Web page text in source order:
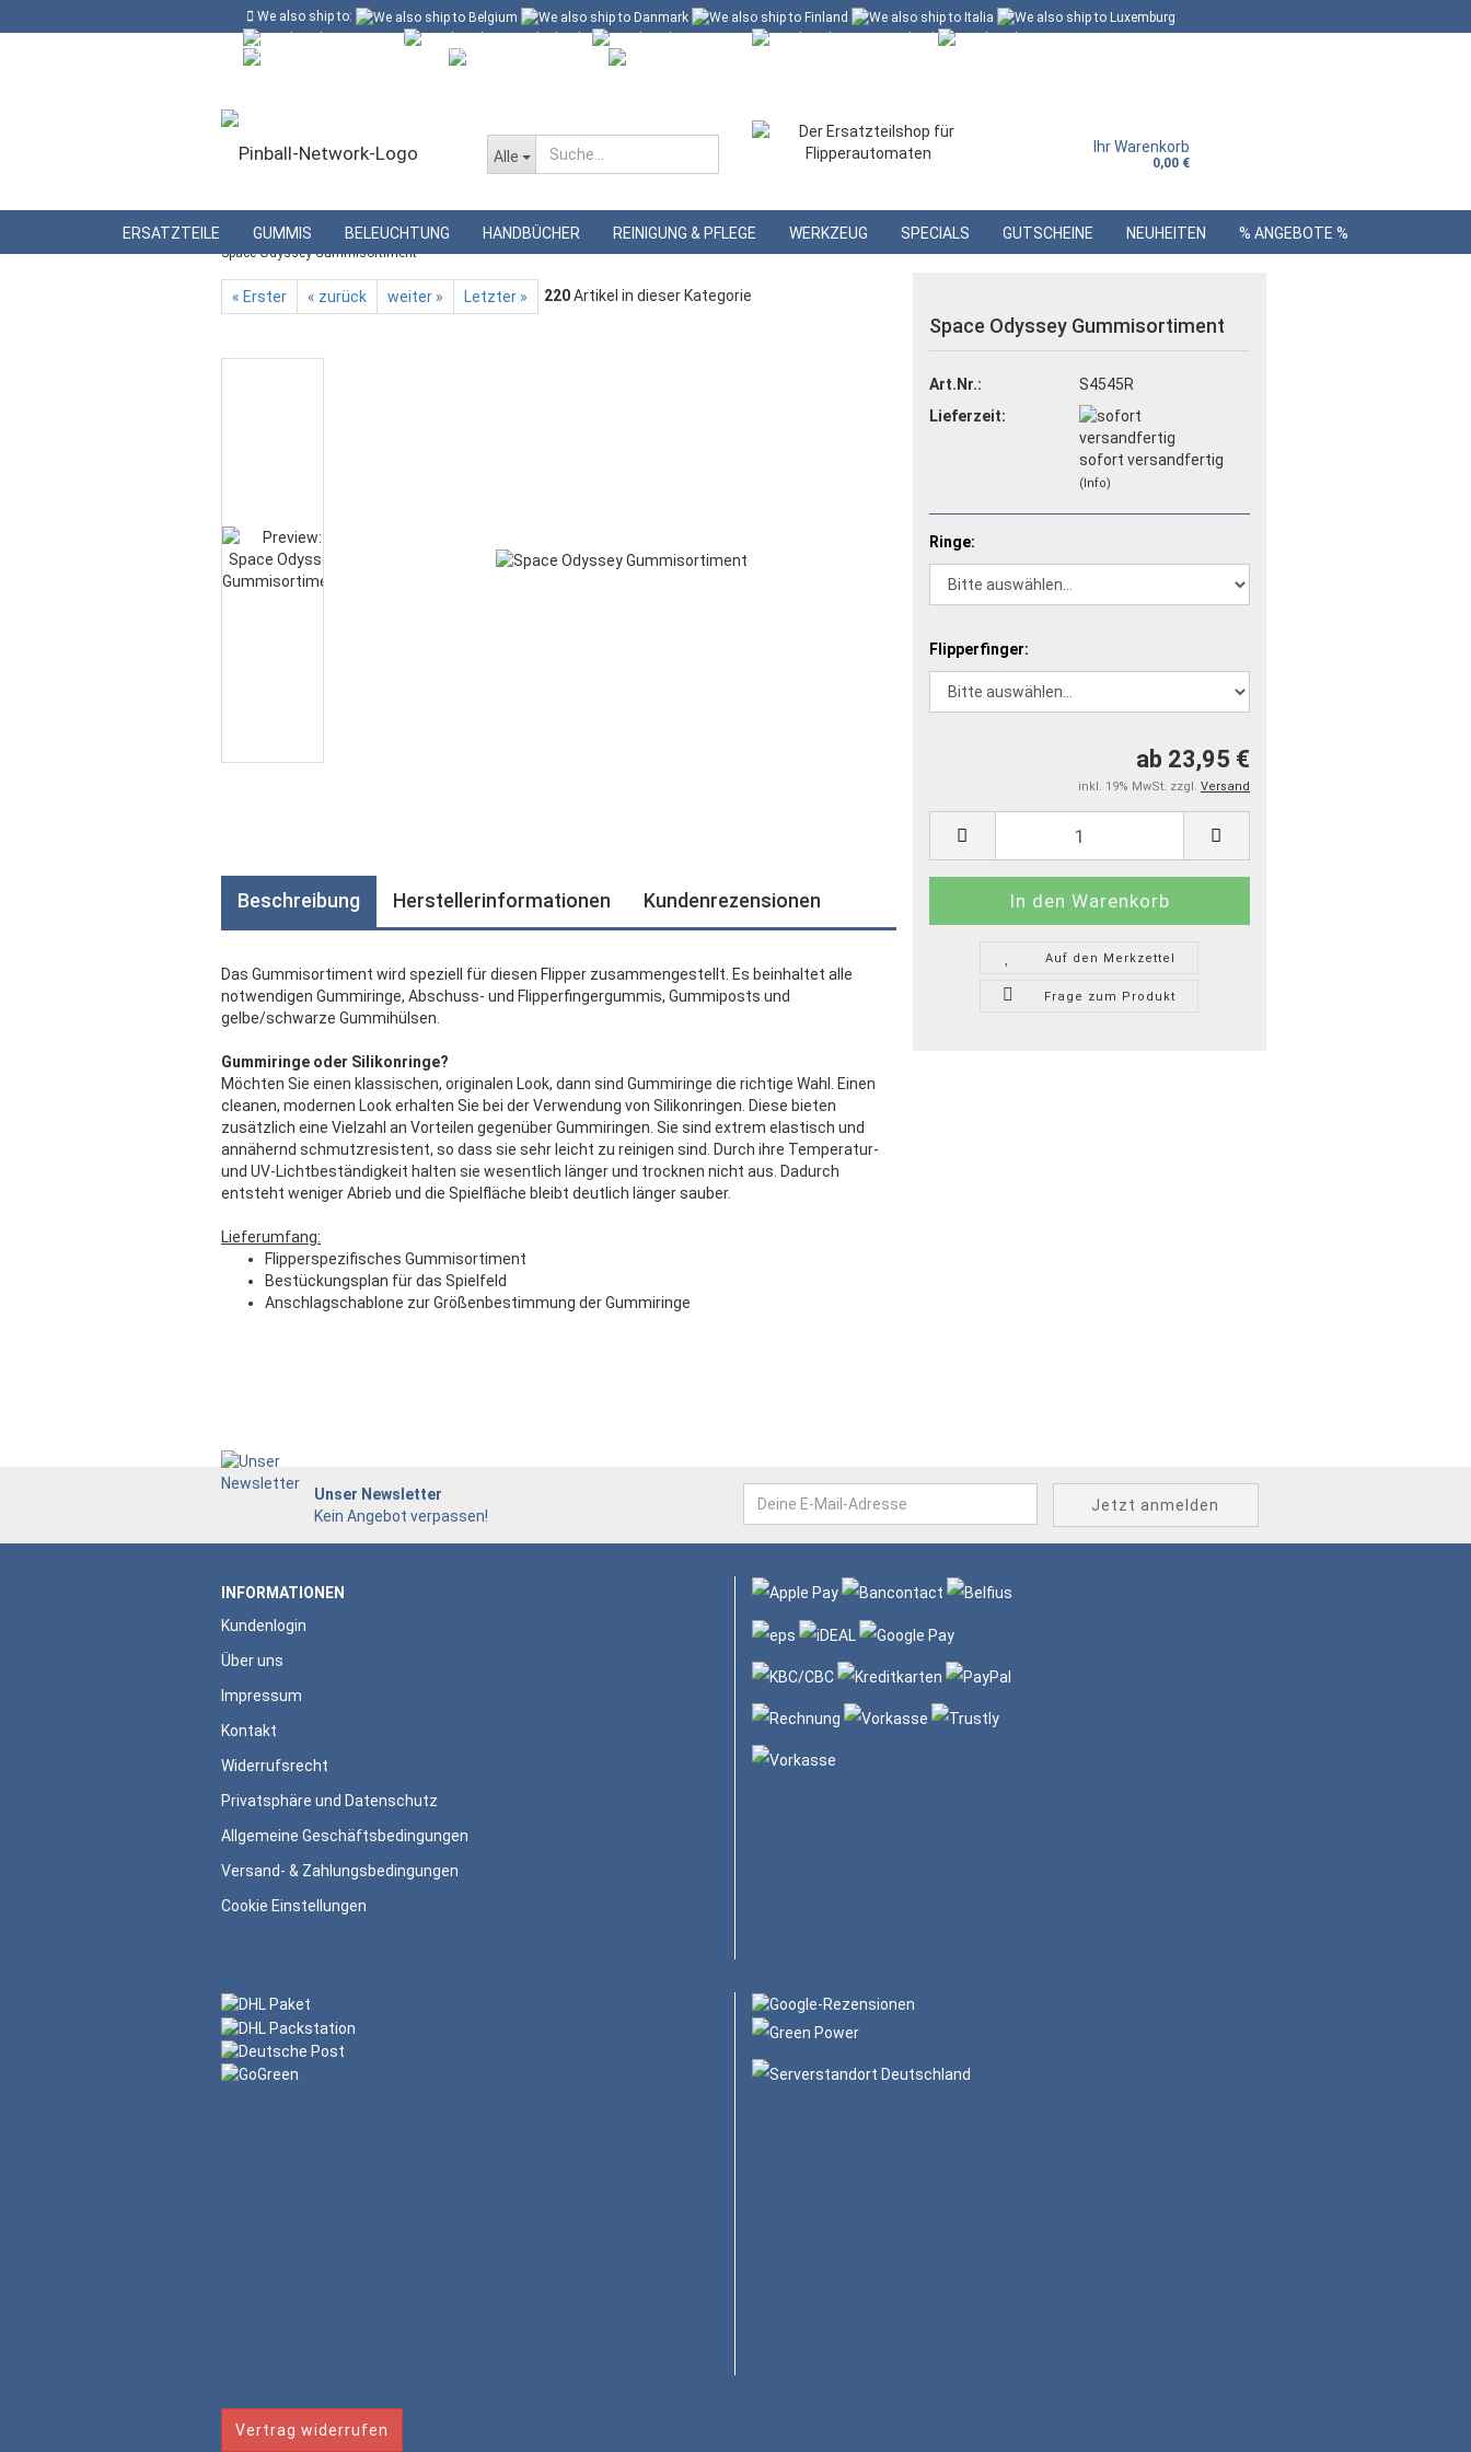
We also ship to:
Kostenloser Versand in Deutschland ab 60 Euro*
Alle
Ihr Warenkorb
0,00 €
ERSATZTEILE GUMMIS BELEUCHTUNG HANDBÜCHER REINIGUNG & PFLEGE WERKZEUG SPECIALS GUTSCHEINE NEUHEITEN % ANGEBOTE %
Startseite » Gummis » Gummisortimente » Williams Gummisortimente »
Space Odyssey Gummisortiment
« Erster « zurück weiter » Letzter » 220Artikel in dieser Kategorie
Space Odyssey Gummisortiment
Art.Nr.:
S4545R
Lieferzeit:
sofort versandfertig
(Info)
Ringe:
Flipperfinger:
ab 23,95 €
inkl. 19% MwSt. zzgl. Versand
Auf den Merkzettel
Frage zum Produkt
Beschreibung Herstellerinformationen Kundenrezensionen
Das Gummisortiment wird speziell für diesen Flipper zusammengestellt. Es beinhaltet alle
notwendigen Gummiringe, Abschuss- und Flipperfingergummis, Gummiposts und
gelbe/schwarze Gummihülsen.
Gummiringe oder Silikonringe?
Möchten Sie einen klassischen, originalen Look, dann sind Gummiringe die richtige Wahl. Einen
cleanen, modernen Look erhalten Sie bei der Verwendung von Silikonringen. Diese bieten
zusätzlich eine Vielzahl an Vorteilen gegenüber Gummiringen. Sie sind extrem elastisch und
annähernd schmutzresistent, so dass sie sehr leicht zu reinigen sind. Durch ihre Temperatur-
und UV-Lichtbeständigkeit halten sie wesentlich länger und trocknen nicht aus. Dadurch
entsteht weniger Abrieb und die Spielfläche bleibt deutlich länger sauber.
Lieferumfang:
Flipperspezifisches Gummisortiment
Bestückungsplan für das Spielfeld
Anschlagschablone zur Größenbestimmung der Gummiringe
Unser Newsletter
Kein Angebot verpassen!
INFORMATIONEN
Kundenlogin
Über uns
Impressum
Kontakt
Widerrufsrecht
Privatsphäre und Datenschutz
Allgemeine Geschäftsbedingungen
Versand- & Zahlungsbedingungen
Cookie Einstellungen
Vertrag widerrufen